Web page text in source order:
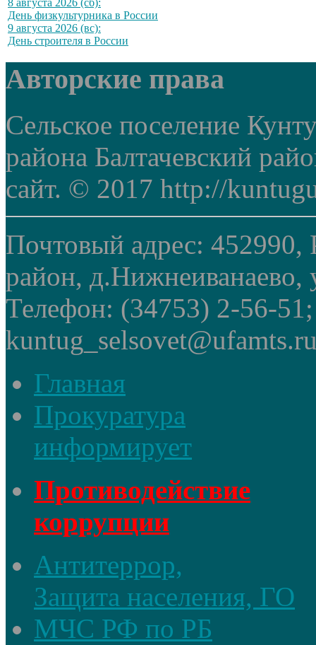
День физкультурника в России
9 августа 2026 (вс):
День строителя в России
Авторские права
Сельское поселение
района Балтачевский
сайт. © 2017 http://
Почтовый адрес: 452990,
район, д.Нижнеиванаево,
Телефон: (34753) 2-56-
Главная
Прокуратура
информирует
Противодействие
коррупции
Антитеррор,
Защита населения, ГО
МЧС РФ по РБ